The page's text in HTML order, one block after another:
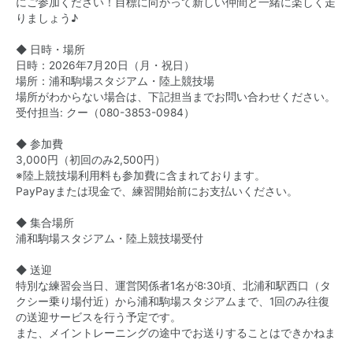
りましょう♪
◆ 日時・場所
日時：2026年7月20日（月・祝日）
場所：浦和駒場スタジアム・陸上競技場
場所がわからない場合は、下記担当までお問い合わせください。
受付担当: クー（080-3853-0984）
◆ 参加費
3,000円（初回のみ2,500円）
※陸上競技場利用料も参加費に含まれております。
PayPayまたは現金で、練習開始前にお支払いください。
◆ 集合場所
浦和駒場スタジアム・陸上競技場受付
◆ 送迎
特別な練習会当日、運営関係者1名が8:30頃、北浦和駅西口（タ
クシー乗り場付近）から浦和駒場スタジアムまで、1回のみ往復
の送迎サービスを行う予定です。
また、メイントレーニングの途中でお送りすることはできかねま